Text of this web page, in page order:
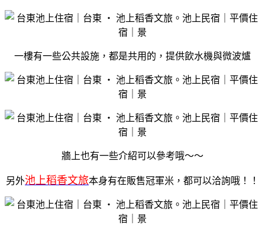
一樓有一些公共設施，都是共用的，提供飲水機與微波爐
牆上也有一些介紹可以參考哦～～
另外池上稻香文旅本身有在販售冠軍米，都可以洽詢哦！！